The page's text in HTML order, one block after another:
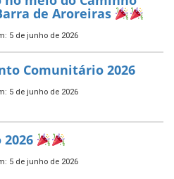
de Aroreiras
5 de junho de 2026
Comunitário 2026
5 de junho de 2026
2026
5 de junho de 2026